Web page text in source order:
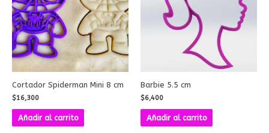
Cortador Spiderman Mini 8 cm
$16,300
Añadir al carrito
Barbie 5.5 cm
$6,400
Añadir al carrito